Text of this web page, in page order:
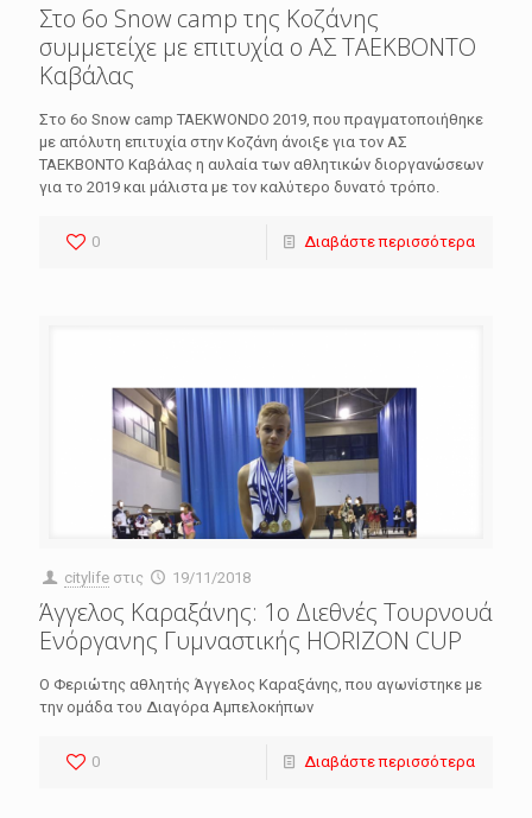
Στο 6ο Snow camp της Κοζάνης
συμμετείχε με επιτυχία ο ΑΣ ΤΑΕΚΒΟΝΤΟ
Καβάλας
Στο 6ο Snow camp TAEKWONDO 2019, που πραγματοποιήθηκε
με απόλυτη επιτυχία στην Κοζάνη άνοιξε για τον ΑΣ
ΤΑΕΚΒΟΝΤΟ Καβάλας η αυλαία των αθλητικών διοργανώσεων
για το 2019 και μάλιστα με τον καλύτερο δυνατό τρόπο.
0 Διαβάστε περισσότερα
citylife στις 19/11/2018
Άγγελος Καραξάνης: 1ο Διεθνές Τουρνουά
Ενόργανης Γυμναστικής HORIZON CUP
Ο Φεριώτης αθλητής Άγγελος Καραξάνης, που αγωνίστηκε με
την ομάδα του Διαγόρα Αμπελοκήπων
0 Διαβάστε περισσότερα